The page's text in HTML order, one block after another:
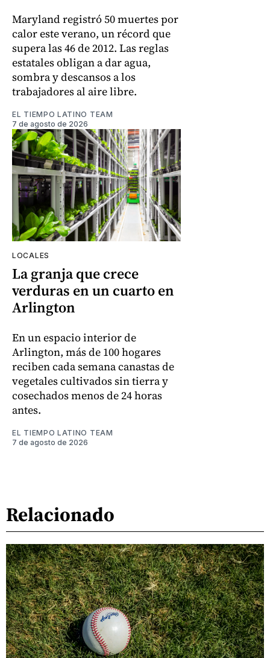
Maryland registró 50 muertes por
calor este verano, un récord que
supera las 46 de 2012. Las reglas
estatales obligan a dar agua,
sombra y descansos a los
trabajadores al aire libre.
EL TIEMPO LATINO TEAM
7 de agosto de 2026
LOCALES
La granja que crece
verduras en un cuarto en
Arlington
En un espacio interior de
Arlington, más de 100 hogares
reciben cada semana canastas de
vegetales cultivados sin tierra y
cosechados menos de 24 horas
antes.
EL TIEMPO LATINO TEAM
7 de agosto de 2026
Relacionado